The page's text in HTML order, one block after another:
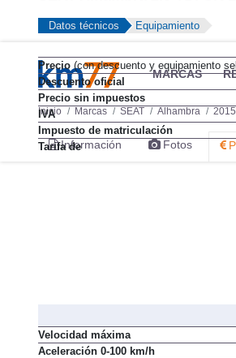
MARCAS
Inicio Marcas SEAT Alhambra 2015
Información Fotos
Datos técnicos Equipamiento
Precio(con descuento y equipamiento
Descuento oficial
Precio sin impuestos
IVA
Impuesto de matriculación
Tarifa de
Velocidad máxima
Aceleración 0-100 km/h